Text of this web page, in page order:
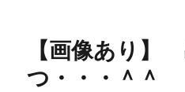
ー
リ
【画像あり】
つ・・・＾＾